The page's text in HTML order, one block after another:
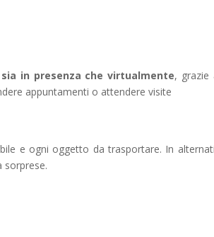
in presenza che virtualmente, grazie
appuntamenti o attendere visite
e ogni oggetto da trasportare. In
sorprese.